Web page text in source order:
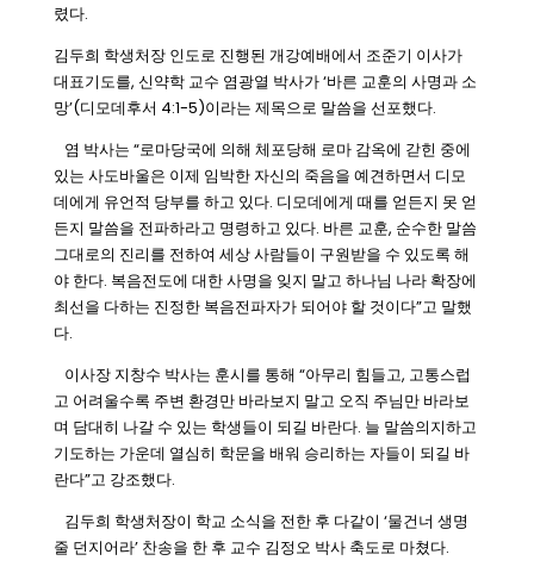
렸다.
김두희 학생처장 인도로 진행된 개강예배에서 조준기 이사가
대표기도를, 신약학 교수 염광열 박사가 ‘바른 교훈의 사명과 소
망’(디모데후서 4:1-5)이라는 제목으로 말씀을 선포했다.
염 박사는 “로마당국에 의해 체포당해 로마 감옥에 갇힌 중에
있는 사도바울은 이제 임박한 자신의 죽음을 예견하면서 디모
데에게 유언적 당부를 하고 있다. 디모데에게 때를 얻든지 못 얻
든지 말씀을 전파하라고 명령하고 있다. 바른 교훈, 순수한 말씀
그대로의 진리를 전하여 세상 사람들이 구원받을 수 있도록 해
야 한다. 복음전도에 대한 사명을 잊지 말고 하나님 나라 확장에
최선을 다하는 진정한 복음전파자가 되어야 할 것이다”고 말했
다.
이사장 지창수 박사는 훈시를 통해 “아무리 힘들고, 고통스럽
고 어려울수록 주변 환경만 바라보지 말고 오직 주님만 바라보
며 담대히 나갈 수 있는 학생들이 되길 바란다. 늘 말씀의지하고
기도하는 가운데 열심히 학문을 배워 승리하는 자들이 되길 바
란다”고 강조했다.
김두희 학생처장이 학교 소식을 전한 후 다같이 ‘물건너 생명
줄 던지어라’ 찬송을 한 후 교수 김정오 박사 축도로 마쳤다.